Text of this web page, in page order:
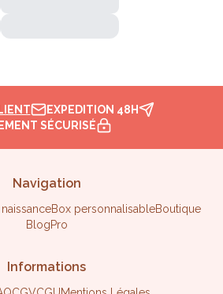
EXPEDITION 48H
SÉCURISÉ
Navigation
Box personnalisableBoutique
BlogPro
Informations